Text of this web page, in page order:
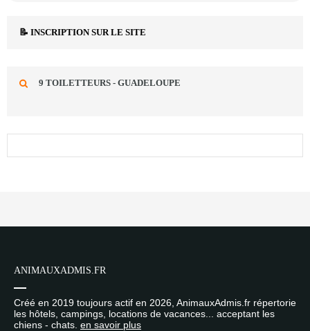
📝 INSCRIPTION SUR LE SITE
9 TOILETTEURS - GUADELOUPE
ANIMAUXADMIS.FR
Créé en 2019 toujours actif en 2026, AnimauxAdmis.fr répertorie
les hôtels, campings, locations de vacances... acceptant les
chiens - chats. en savoir plus